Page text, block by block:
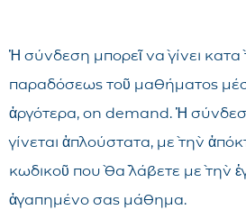
Ἡ σύνδεση μπορεῖ νὰ γίνει κατὰ
παραδόσεως τοῦ μαθήματος
ἀργότερα, on demand. Ἡ
γίνεται ἁπλούστατα, μὲ τὴν
κωδικοῦ ποὺ θὰ λάβετε μὲ τὴν
ἀγαπημένο σας μάθημα.